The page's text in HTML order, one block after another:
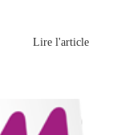
Lire l'article